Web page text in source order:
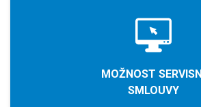
MOŽNOST SERVISNÍ
SMLOUVY